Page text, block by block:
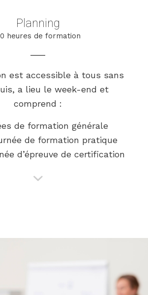
Planning
heures de formation
est accessible à tous sans
a lieu le week-end et
comprend :
de formation générale
de formation pratique
d’épreuve de certification